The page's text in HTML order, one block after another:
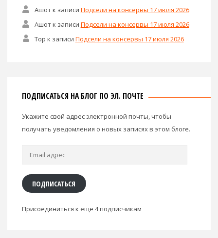
Ашотк записи Подсели на консервы 17 июля 2026
Ашотк записи Подсели на консервы 17 июля 2026
Тор к записи Подсели на консервы 17 июля 2026
ПОДПИСАТЬСЯ НА БЛОГ ПО ЭЛ. ПОЧТЕ
Укажите свой адрес электронной почты, чтобы
получать уведомления о новых записях в этом блоге.
Email
ПОДПИСАТЬСЯ
Присоединиться к еще 4 подписчикам